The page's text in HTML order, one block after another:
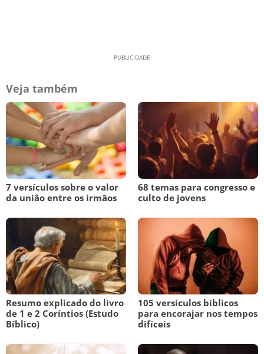
Veja também
7 versículos sobre o valor
da união entre os irmãos
68 temas para congresso e
culto de jovens
Resumo explicado do livro
de 1 e 2 Coríntios (Estudo
Bíblico)
105 versículos bíblicos
para encorajar nos tempos
difíceis